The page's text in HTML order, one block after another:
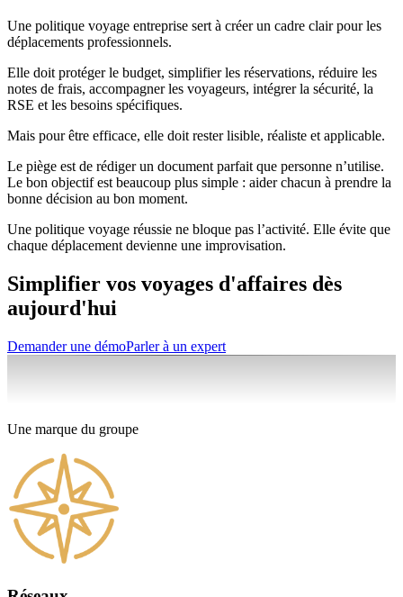
Une politique voyage entreprise sert à créer un cadre clair pour les
déplacements professionnels.
Elle doit protéger le budget, simplifier les réservations, réduire les
notes de frais, accompagner les voyageurs, intégrer la sécurité, la
RSE et les besoins spécifiques.
Mais pour être efficace, elle doit rester lisible, réaliste et applicable.
Le piège est de rédiger un document parfait que personne n’utilise.
Le bon objectif est beaucoup plus simple : aider chacun à prendre la
bonne décision au bon moment.
Une politique voyage réussie ne bloque pas l’activité. Elle évite que
chaque déplacement devienne une improvisation.
Simplifier vos voyages d'affaires dès
aujourd'hui
Demander une démoParler à un expert
Une marque du groupe